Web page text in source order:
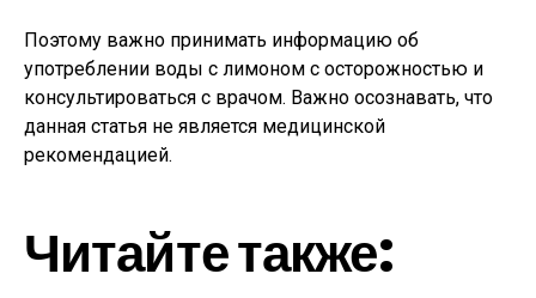
Поэтому важно принимать информацию об
употреблении воды с лимоном с осторожностью и
консультироваться с врачом. Важно осознавать, что
данная статья не является медицинской
рекомендацией.
Читайте также: